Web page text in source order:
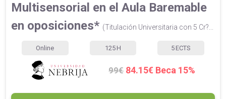
Multisensorial en el Aula Baremable
en oposiciones* (Titulación Universitaria con 5 Cr?...
Online 125 H 5 ECTS
99€ 84.15€ Beca 15%